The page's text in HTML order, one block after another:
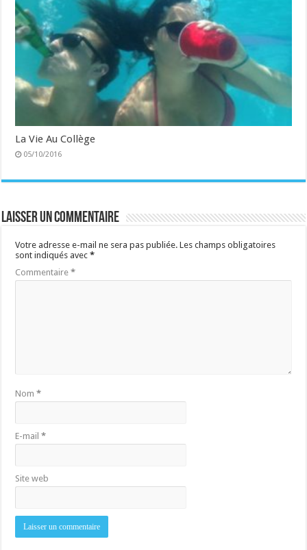
La Vie Au Collège
05/10/2016
Laisser un commentaire
Votre adresse e-mail ne sera pas publiée. Les champs obligatoires
sont indiqués avec*
Commentaire*
Nom*
E-mail*
Site web